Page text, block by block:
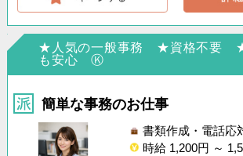
★人気の一般事務 ★資格不要 ★
も安心 Ⓚ
簡単な事務のお仕事
書類作成・電話応
時給 1,200円 ～